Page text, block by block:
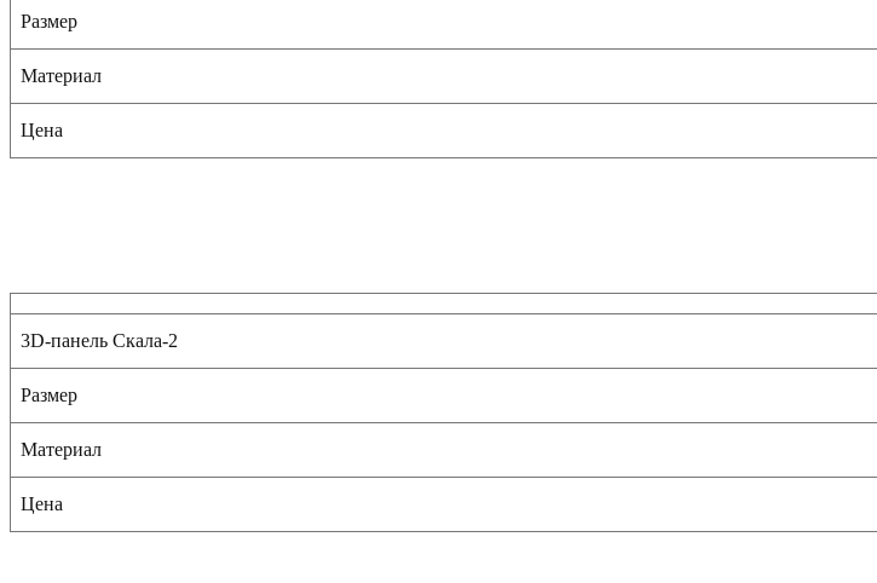
Размер
Материал
Цена
3D-панель Скала-2
Размер
Материал
Цена